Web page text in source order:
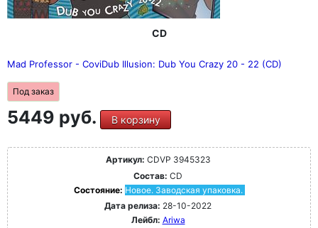
CD
Mad Professor - CoviDub Illusion: Dub You Crazy 20 - 22 (CD)
Под заказ
5449 руб. В корзину
Артикул: CDVP 3945323
Состав: CD
Состояние: Новое. Заводская упаковка.
Дата релиза: 28-10-2022
Лейбл: Ariwa